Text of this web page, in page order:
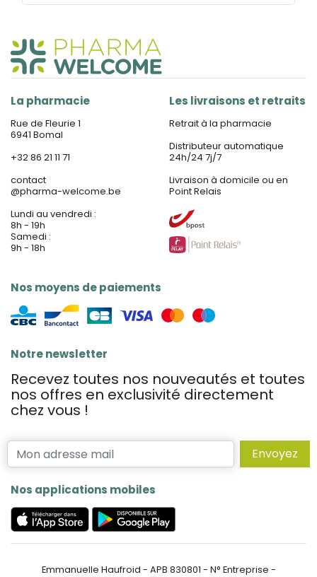
La pharmacie
Rue de Fleurie 1
6941 Bomal
+32 86 21 11 71
contact
@pharma-welcome.be
Lundi au vendredi :
8h - 19h
Samedi :
9h - 18h
Nos moyens de paiements
Les livraisons et retraits
Retrait à la pharmacie
Distributeur automatique
24h/24 7j/7
Livraison à domicile ou en
Point Relais
Notre newsletter
Recevez toutes nos nouveautés et toutes
nos offres en exclusivité directement
chez vous !
Envoyez
Nos applications mobiles
Emmanuelle Haufroid - APB 830801 - N° Entreprise -